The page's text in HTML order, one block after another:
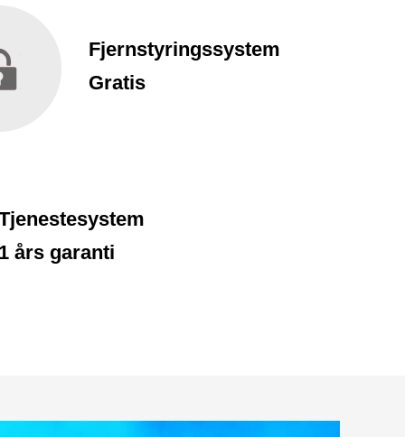
Fjernstyringssystem
Gratis
års garanti